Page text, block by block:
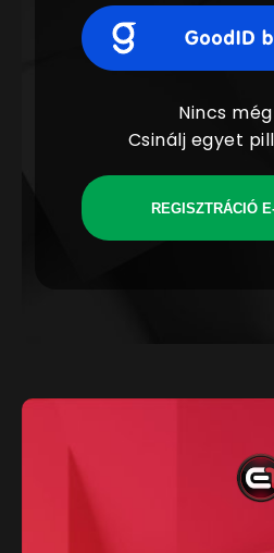
Nincs
Csinálj egyet
REGISZTRÁCIÓ